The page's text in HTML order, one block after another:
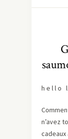
h e l l o l
n’avez
cadeaux